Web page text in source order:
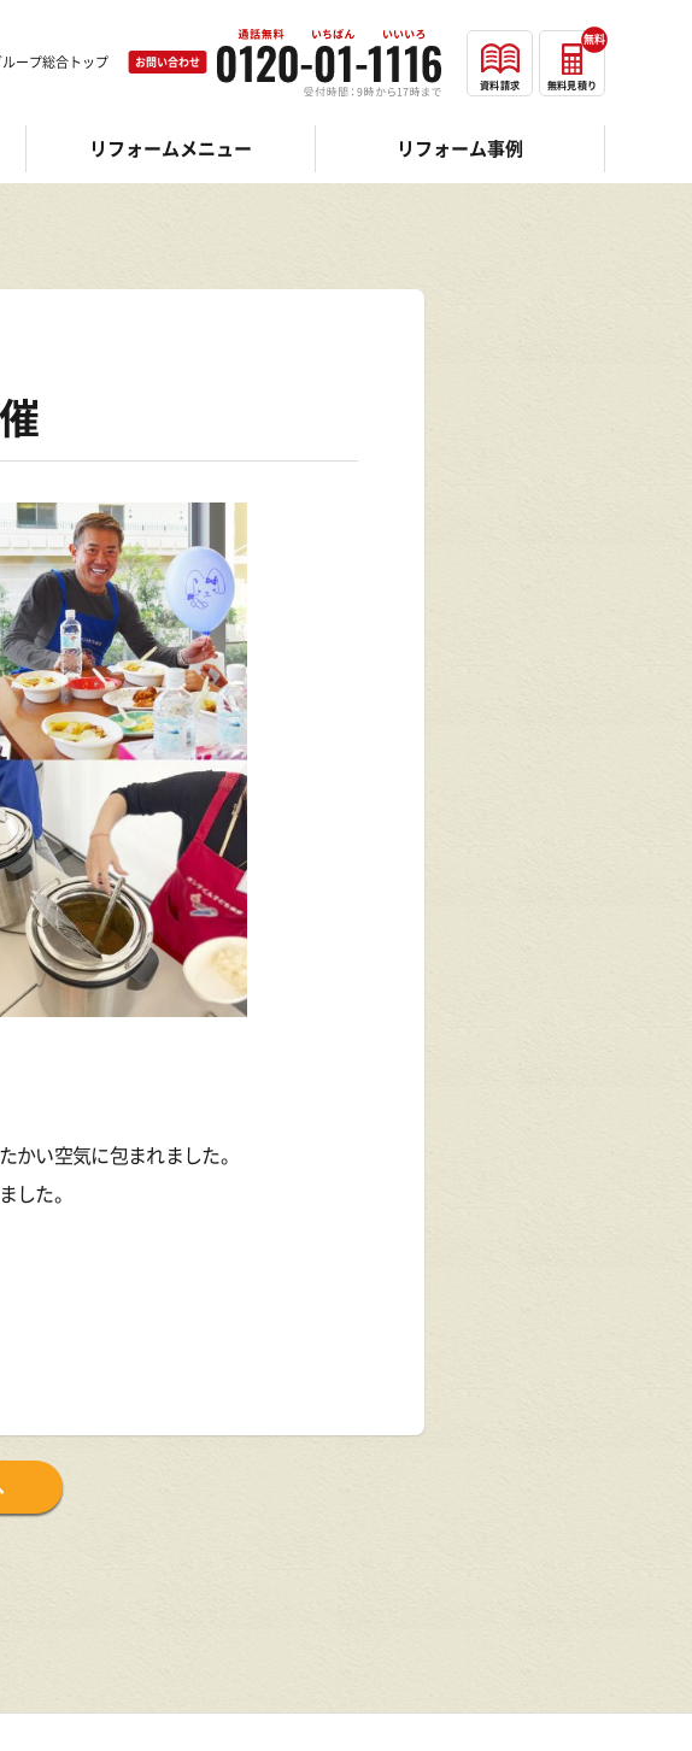
リフォームメニュー リフォーム事例
ループ総合トップ お問い合わせ
資料請求 無料見積り
無料
い空気に包まれました。
した。